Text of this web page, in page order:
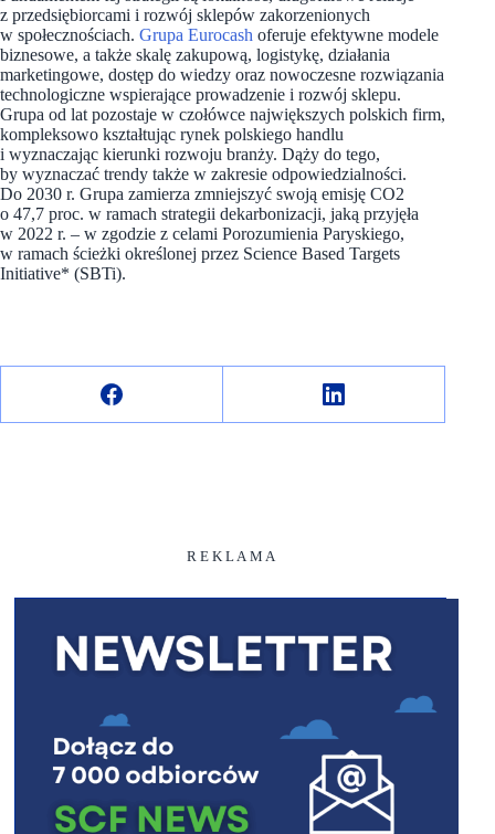
z przedsiębiorcami i rozwój sklepów zakorzenionych
w społecznościach. Grupa Eurocash oferuje efektywne modele
biznesowe, a także skalę zakupową, logistykę, działania
marketingowe, dostęp do wiedzy oraz nowoczesne rozwiązania
technologiczne wspierające prowadzenie i rozwój sklepu.
Grupa od lat pozostaje w czołówce największych polskich firm,
kompleksowo kształtując rynek polskiego handlu
i wyznaczając kierunki rozwoju branży. Dąży do tego,
by wyznaczać trendy także w zakresie odpowiedzialności.
Do 2030 r. Grupa zamierza zmniejszyć swoją emisję CO2
o 47,7 proc. w ramach strategii dekarbonizacji, jaką przyjęła
w 2022 r. – w zgodzie z celami Porozumienia Paryskiego,
w ramach ścieżki określonej przez Science Based Targets
Initiative* (SBTi).
R E K L A M A